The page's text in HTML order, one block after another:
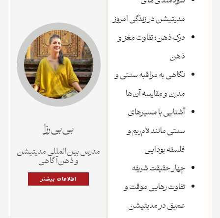
بی بی رزا
مدرس بین‌المللی مدیتیشن
و ذهن‌آگاهی
اطلاعات بیشتر
مدیتیشن در زندگی امروز
درک ذهن: تفاوت مغز و
ذهن
نگاهی به مراقبه سنتی و
مدرن و مقایسه آن‌ها
آشنایی با مسیرهای
سنتی مانند لام‌ریم و
فلسفه بودایی
چهار حقیقت شریفه
تفاوت رهایی موقت و
عمیق در مدیتیشن